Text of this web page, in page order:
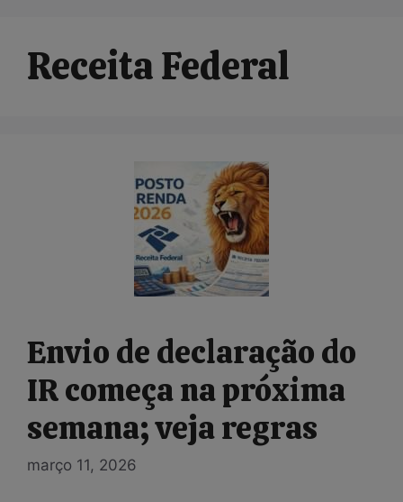
Receita Federal
Envio de declaração do
IR começa na próxima
semana; veja regras
março 11, 2026